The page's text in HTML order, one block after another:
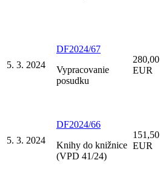
5. 3. 2024
DF2024/67
Vypracovanie
posudku
280,00
EUR
5. 3. 2024
DF2024/66
Knihy do knižnice
(VPD 41/24)
151,50
EUR